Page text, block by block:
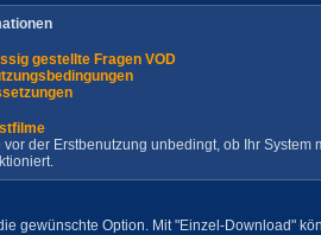
gestellte Fragen VOD
vor der Erstbenutzung unbedingt, ob Ihr System
gewünschte Option. Mit "Einzel-Download"